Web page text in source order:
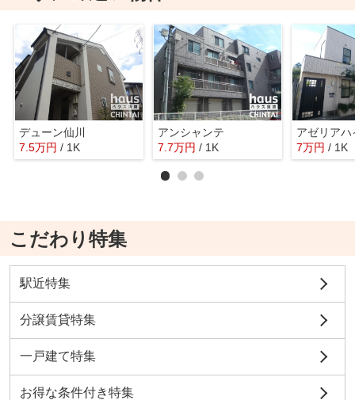
デューン仙川
7.5万円 / 1K
アンシャンテ
7.7万円 / 1K
アゼリアハ
7万円 / 1K
こだわり特集
駅近特集
分譲賃貸特集
一戸建て特集
お得な条件付き特集